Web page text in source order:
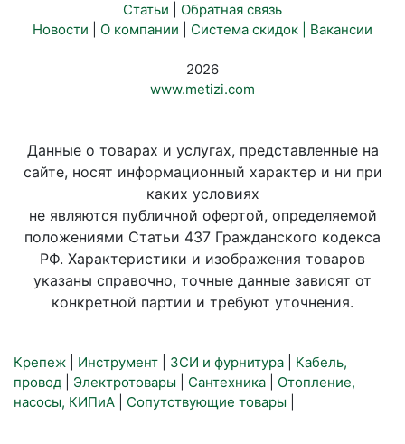
Статьи
Обратная связь
Новости
О компании Система скидок | Вакансии
2026
www.metizi.com
Данные о товарах и услугах, представленные на
сайте, носят информационный характер и ни при
каких условиях
не являются публичной офертой, определяемой
положениями Статьи 437 Гражданского кодекса
РФ. Характеристики и изображения товаров
указаны справочно, точные данные зависят от
конкретной партии и требуют уточнения.
Крепеж Инструмент ЗСИ и фурнитура
Кабель,
провод
Электротовары Сантехника
Отопление,
насосы, КИПиА
Сопутствующие товары